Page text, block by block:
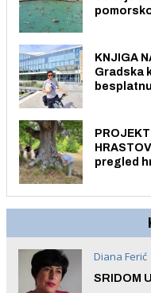
KNJIGA
Gradska
pregled
Diana Ferić
SRIDOM